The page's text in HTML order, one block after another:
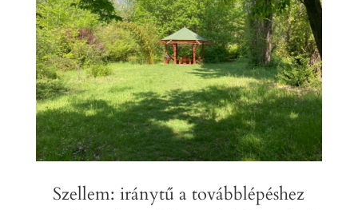
Szellem: iránytű a továbblépéshez